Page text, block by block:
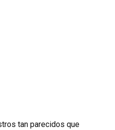
tan parecidos que